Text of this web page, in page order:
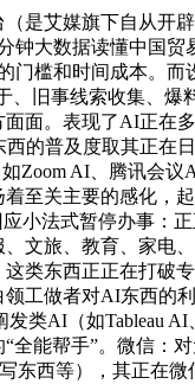
艾媒旗下自从开
大数据读懂中国
槛和时间成本。
旧事线索收集、
面。表现了AI正在
的普及度取其正在
Zoom AI、腾讯会
至关主要的感化，
小法式暂停办事
文旅、教育、家
类东西正正在打
工做者对AI东西的
类AI（如Tableau
能帮手”。微信：
东西等），其正在